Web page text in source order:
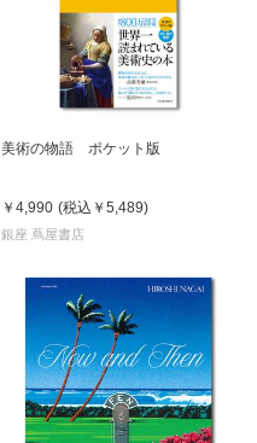
美術の物語 ポケット版
￥4,990 (税込 ￥5,489)
銀座 蔦屋書店